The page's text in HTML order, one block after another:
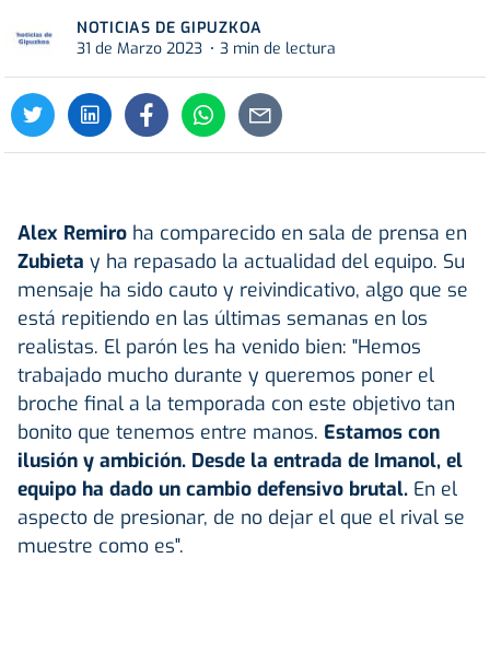
NOTICIAS DE GIPUZKOA
31 de Marzo 2023
3 min de lectura
Alex Remiro ha comparecido en sala de prensa en
Zubieta y ha repasado la actualidad del equipo. Su
mensaje ha sido cauto y reivindicativo, algo que se
está repitiendo en las últimas semanas en los
realistas. El parón les ha venido bien: "Hemos
trabajado mucho durante y queremos poner el
broche final a la temporada con este objetivo tan
bonito que tenemos entre manos. Estamos con
ilusión y ambición. Desde la entrada de Imanol, el
equipo ha dado un cambio defensivo brutal. En el
aspecto de presionar, de no dejar el que el rival se
muestre como es".